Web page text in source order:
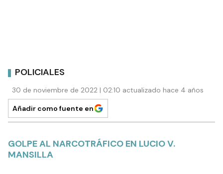
POLICIALES
30 de noviembre de 2022 | 02:10 actualizado hace 4 años
Añadir como fuente en
GOLPE AL NARCOTRÁFICO EN LUCIO V.
MANSILLA